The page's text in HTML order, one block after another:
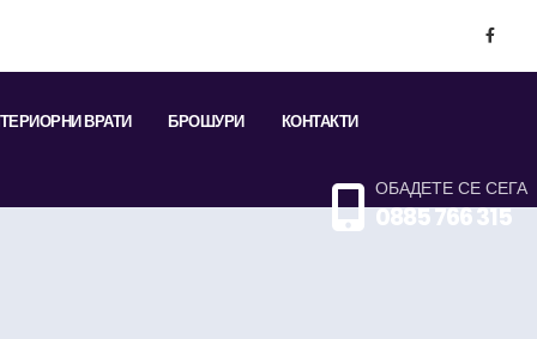
ВРАТИ БРОШУРИ КОНТАКТИ
ОБАДЕТЕ СЕ СЕГА
0885 766 315